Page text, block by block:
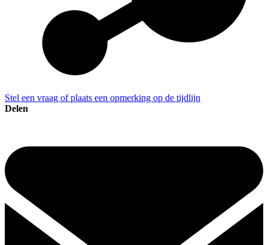
Stel een vraag of plaats een opmerking op de tijdlijn
Delen